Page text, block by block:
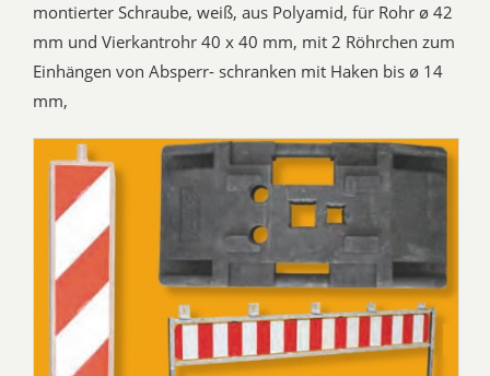
montierter Schraube, weiß, aus Polyamid, für Rohr ø 42
mm und Vierkantrohr 40 x 40 mm, mit 2 Röhrchen zum
Einhängen von Absperr- schranken mit Haken bis ø 14
mm,